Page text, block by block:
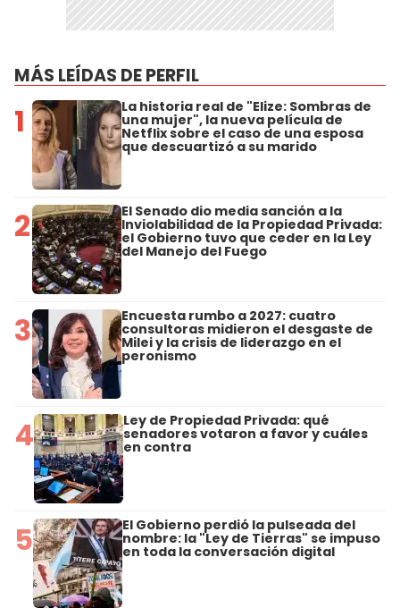
MÁS LEÍDAS DE PERFIL
1 La historia real de "Elize: Sombras de
una mujer", la nueva película de
Netflix sobre el caso de una esposa
que descuartizó a su marido
2 El Senado dio media sanción a la
Inviolabilidad de la Propiedad Privada:
el Gobierno tuvo que ceder en la Ley
del Manejo del Fuego
3 Encuesta rumbo a 2027: cuatro
consultoras midieron el desgaste de
Milei y la crisis de liderazgo en el
peronismo
4 Ley de Propiedad Privada: qué
senadores votaron a favor y cuáles
en contra
5 El Gobierno perdió la pulseada del
nombre: la "Ley de Tierras" se impuso
en toda la conversación digital